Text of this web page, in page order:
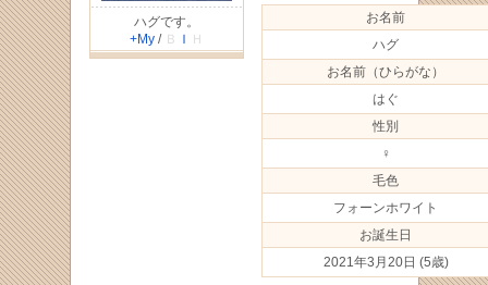
ハグです。
+My/ Ｂ Ｉ Ｈ
お名前
ハグ
お名前（ひらがな）
はぐ
性別
♀
毛色
フォーンホワイト
お誕生日
2021年3月20日 (5歳)